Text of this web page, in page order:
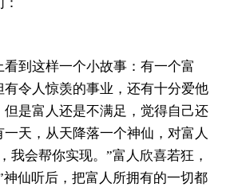
到这样一个小故事：有一个富
有令人惊羡的事业，还有十分爱他
但是富人还是不满足，觉得自己还
天，从天降落一个神仙，对富人
我会帮你实现。”富人欣喜若狂，
神仙听后，把富人所拥有的一切都